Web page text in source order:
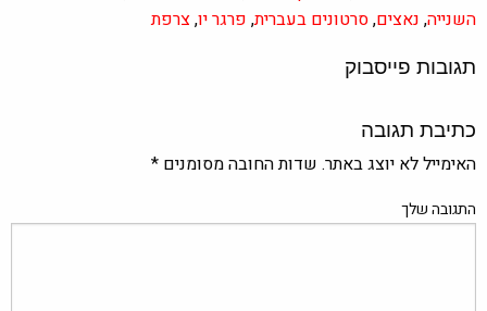
השנייה, נאצים,סרטונים בעברית, פרגר יו,צרפת
תגובות פייסבוק
כתיבת תגובה
האימייל לא יוצג באתר. שדות החובה מסומנים *
התגובה שלך